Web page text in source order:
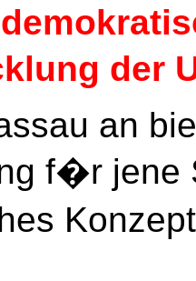
der
an
f�r jene